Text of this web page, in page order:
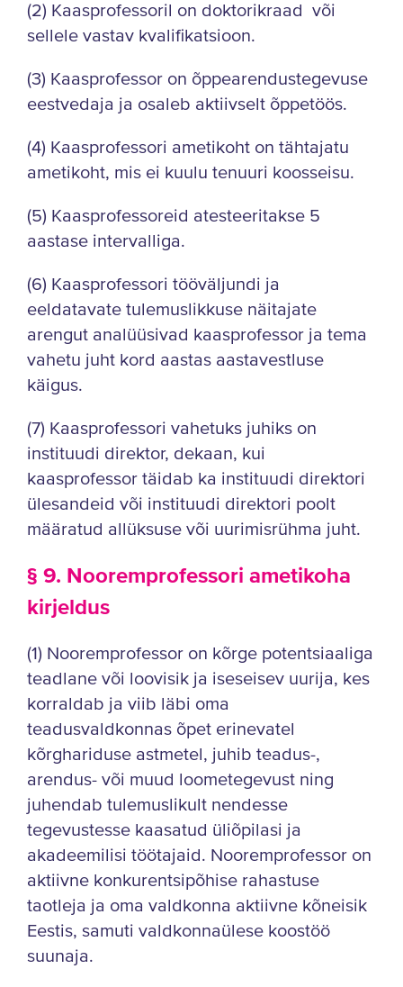
(2) Kaasprofessoril on doktorikraad või
sellele vastav kvalifikatsioon.
(3) Kaasprofessor on õppearendustegevuse
eestvedaja ja osaleb aktiivselt õppetöös.
(4) Kaasprofessori ametikoht on tähtajatu
ametikoht, mis ei kuulu tenuuri koosseisu.
(5) Kaasprofessoreid atesteeritakse 5
aastase intervalliga.
(6) Kaasprofessori tööväljundi ja
eeldatavate tulemuslikkuse näitajate
arengut analüüsivad kaasprofessor ja tema
vahetu juht kord aastas aastavestluse
käigus.
(7) Kaasprofessori vahetuks juhiks on
instituudi direktor, dekaan, kui
kaasprofessor täidab ka instituudi direktori
ülesandeid või instituudi direktori poolt
määratud allüksuse või uurimisrühma juht.
§ 9. Nooremprofessori ametikoha
kirjeldus
(1) Nooremprofessor on kõrge potentsiaaliga
teadlane või loovisik ja iseseisev uurija, kes
korraldab ja viib läbi oma
teadusvaldkonnas õpet erinevatel
kõrghariduse astmetel, juhib teadus-,
arendus- või muud loometegevust ning
juhendab tulemuslikult nendesse
tegevustesse kaasatud üliõpilasi ja
akadeemilisi töötajaid. Nooremprofessor on
aktiivne konkurentsipõhise rahastuse
taotleja ja oma valdkonna aktiivne kõneisik
Eestis, samuti valdkonnaülese koostöö
suunaja.